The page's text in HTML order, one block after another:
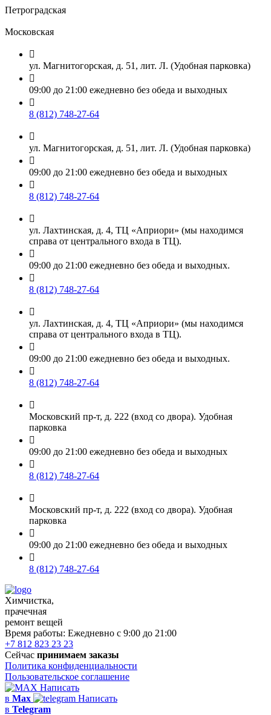
Петроградская
Московская

ул. Магнитогорская, д. 51, лит. Л. (Удобная парковка)

09:00 до 21:00 ежедневно без обеда и выходных

8 (812) 748-27-64

ул. Магнитогорская, д. 51, лит. Л. (Удобная парковка)

09:00 до 21:00 ежедневно без обеда и выходных

8 (812) 748-27-64

ул. Лахтинская, д. 4, ТЦ «Априори» (мы находимся
справа от центрального входа в ТЦ).

09:00 до 21:00 ежедневно без обеда и выходных.

8 (812) 748-27-64

ул. Лахтинская, д. 4, ТЦ «Априори» (мы находимся
справа от центрального входа в ТЦ).

09:00 до 21:00 ежедневно без обеда и выходных.

8 (812) 748-27-64

Московский пр-т, д. 222 (вход со двора). Удобная
парковка

09:00 до 21:00 ежедневно без обеда и выходных

8 (812) 748-27-64

Московский пр-т, д. 222 (вход со двора). Удобная
парковка

09:00 до 21:00 ежедневно без обеда и выходных

8 (812) 748-27-64
Химчистка,
прачечная
ремонт вещей
Время работы: Ежедневно с 9:00 до 21:00
+7 812 823 23 23
Сейчас принимаем заказы
Политика конфиденциальности
Пользовательское соглашение
Написать
в Max
Написать
в Telegram